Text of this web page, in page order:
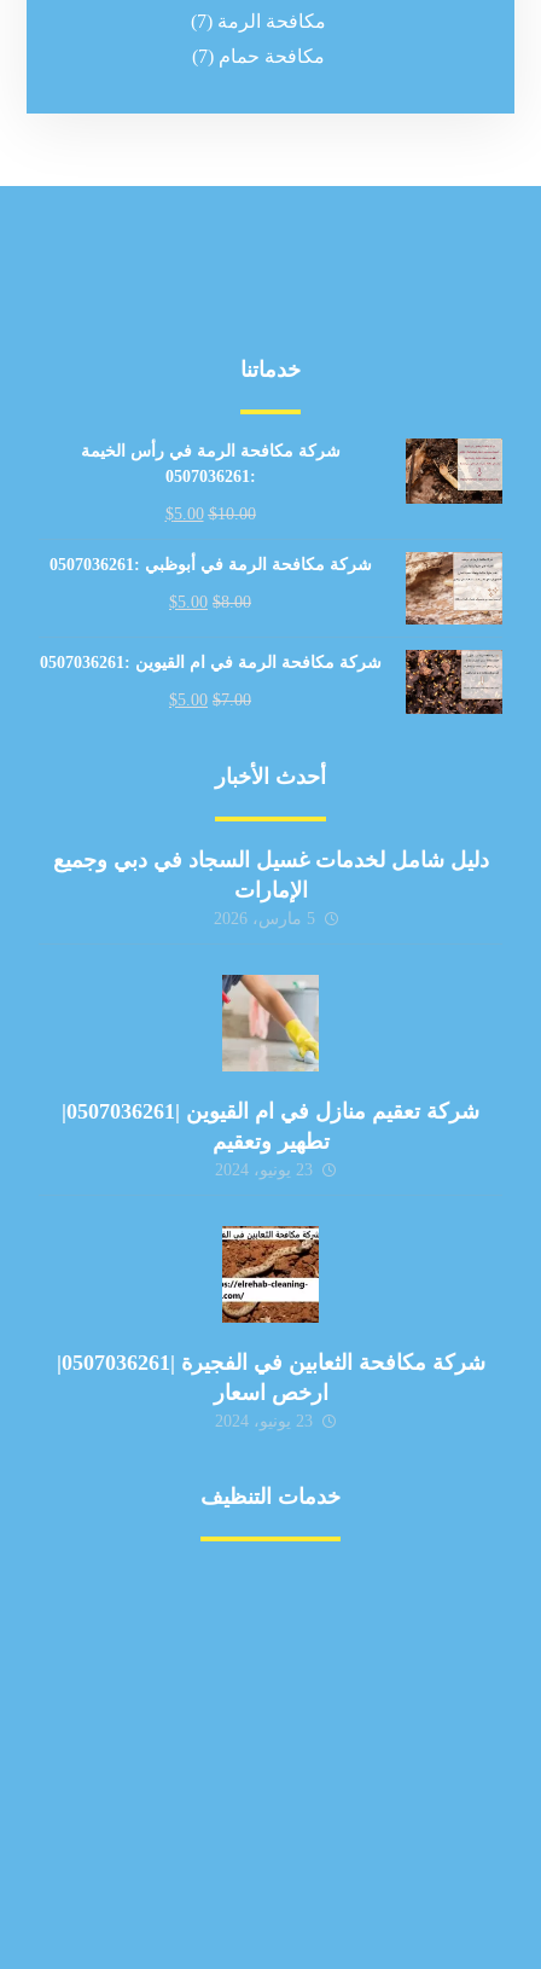
مكافحة الرمة (7)
مكافحة حمام (7)
خدماتنا
شركة مكافحة الرمة في رأس الخيمة
:0507036261
$10.00
$5.00
شركة مكافحة الرمة في أبوظبي :0507036261
$8.00
$5.00
شركة مكافحة الرمة في ام القيوين :0507036261
$7.00
$5.00
أحدث الأخبار
دليل شامل لخدمات غسيل السجاد في دبي وجميع
الإمارات
5 مارس، 2026
شركة تعقيم منازل في ام القيوين |0507036261|
تطهير وتعقيم
23 يونيو، 2024
شركة مكافحة الثعابين في الفجيرة |0507036261|
ارخص اسعار
23 يونيو، 2024
خدمات التنظيف